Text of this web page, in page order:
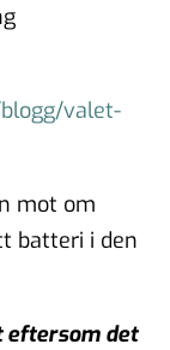
valet-
mot om
batteri i den
eftersom det